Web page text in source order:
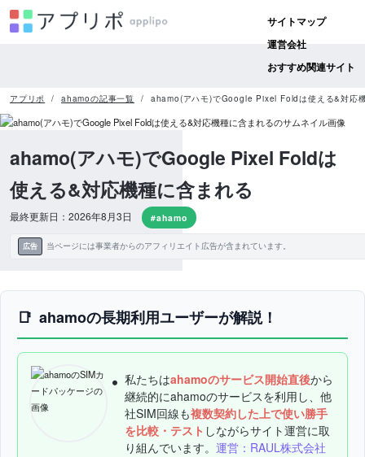
サイトマップ
運営会社
おすすめ関連サイト
アプリポ ahamoの記事一覧 ahamo(アハモ)でGoogle Pixel Foldは使える&対応
ahamo(アハモ)でGoogle Pixel Foldは
使える&対応機種に含まれる
最終更新日：2026年8月3日 #ahamo
広告 当ページには事業者からのアフィリエイト広告が含まれています。
ahamoの長期利用ユーザーが解説！
私たちはahamoのサービス開始直後から
継続的にahamoのサービスを利用し、他
社SIM回線も複数契約した上で使い勝手
を比較・テスト しながらサイト運営に取
り組んでいます。 運営：RAUL株式会社